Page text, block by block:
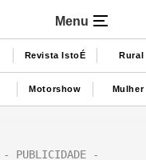
Menu
Revista IstoÉ Rural
Motorshow Mulher